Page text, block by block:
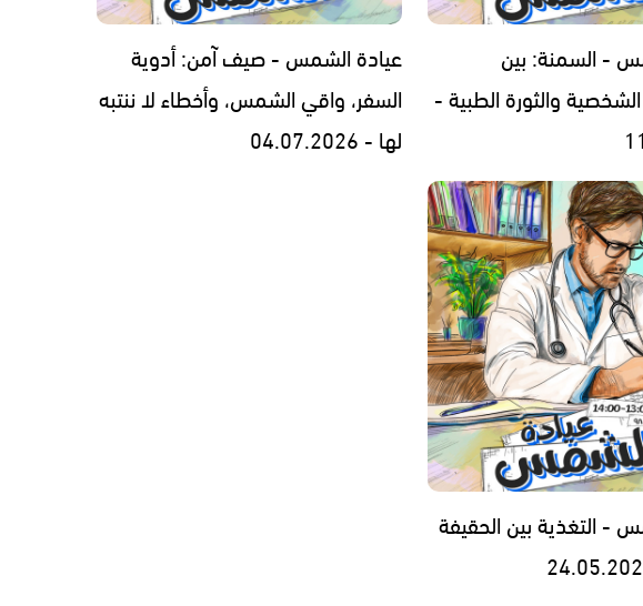
- السمنة: بين
والثورة الطبية -
عيادة الشمس - صيف آمن: أدوية
السفر، واقي الشمس، وأخطاء لا ننتبه
لها - 04.07.2026
- التغذية بين الحقيفة